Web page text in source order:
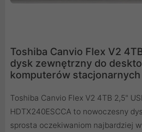
Toshiba Canvio Flex V2
dysk zewnętrzny do
komputerów stacjonarnych
Toshiba Canvio Flex V2 4TB 2,5"
HDTX240ESCCA to nowoczesny
sprosta oczekiwaniom najbardziej